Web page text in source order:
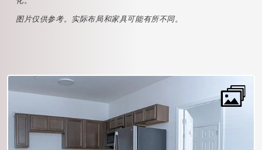
图片仅供参考。实际布局和家具可能有所不同。